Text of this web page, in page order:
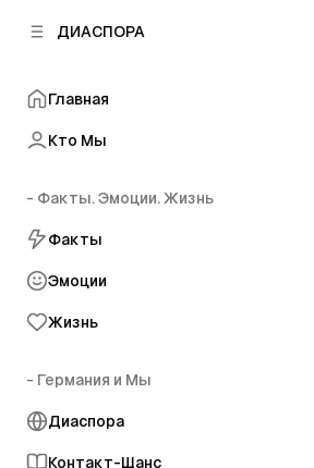
ДИАСПОРА
Главная
Кто Мы
- Факты. Эмоции. Жизнь
Факты
Эмоции
Жизнь
- Германия и Мы
Диаспора
Контакт-Шанс